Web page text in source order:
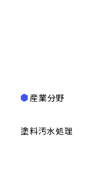
産業分野
塗料汚水処理